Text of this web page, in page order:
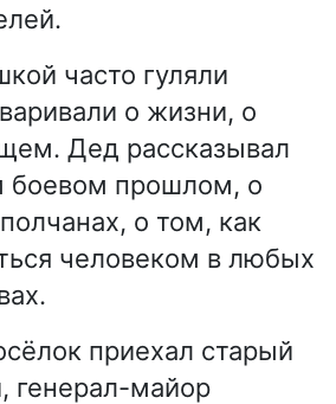
часто гуляли
о жизни, о
Дед рассказывал
боевом прошлом, о
о том, как
человеком в любых
приехал старый
генерал-майор